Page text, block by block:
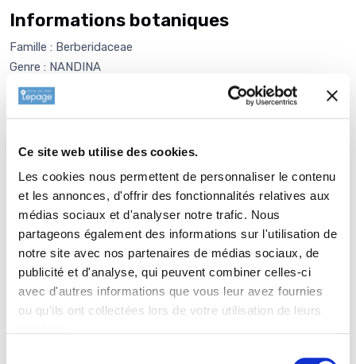
Ce site web utilise des cookies.
Les cookies nous permettent de personnaliser le contenu
et les annonces, d'offrir des fonctionnalités relatives aux
médias sociaux et d'analyser notre trafic. Nous
partageons également des informations sur l'utilisation de
notre site avec nos partenaires de médias sociaux, de
publicité et d'analyse, qui peuvent combiner celles-ci
avec d'autres informations que vous leur avez fournies
ou qu'ils ont collectées lors de votre utilisation de leurs
Informations botaniques
Famille : Berberidaceae
Genre : NANDINA
Nom vernaculaire : Bambou sacré
Complément : 0
sera ameublie, mieux se développeront les racines de la
plante. Mettre 1 kg de Bochevo ou de corne broyée, puis faire
un petit monticule de terre au fond du trou que vous allez
venir écraser avec la motte de votre NANDINA domestica.
Auparavant, il faut défaire délicatement le chevelu racinaire à
la périphérie de la motte, de préférence à l'aide d'une
fourchette. Remplir le trou de terre meuble sans trop tasser.